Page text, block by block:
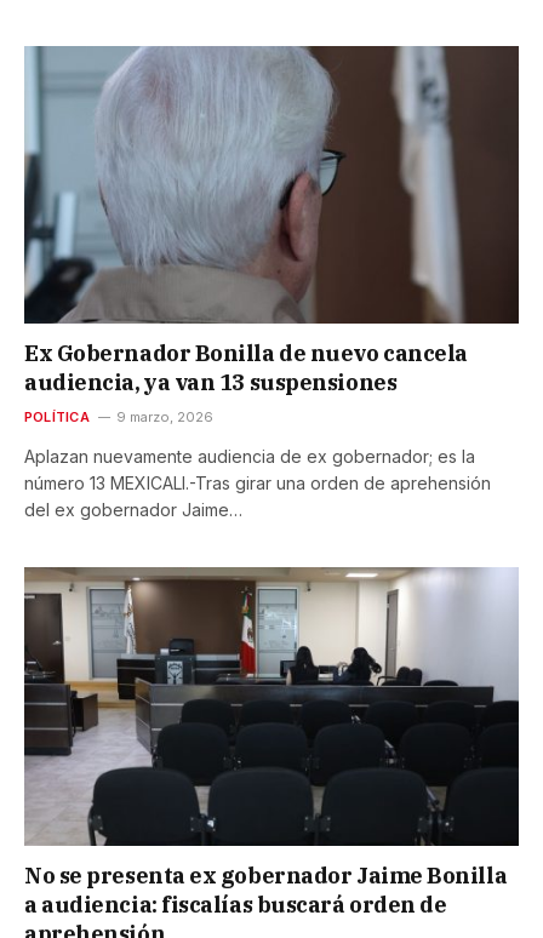
Ex Gobernador Bonilla de nuevo cancela
audiencia, ya van 13 suspensiones
POLÍTICA 9 marzo, 2026
Aplazan nuevamente audiencia de ex gobernador; es la
número 13 MEXICALI.-Tras girar una orden de aprehensión
del ex gobernador Jaime…
No se presenta ex gobernador Jaime Bonilla
a audiencia: fiscalías buscará orden de